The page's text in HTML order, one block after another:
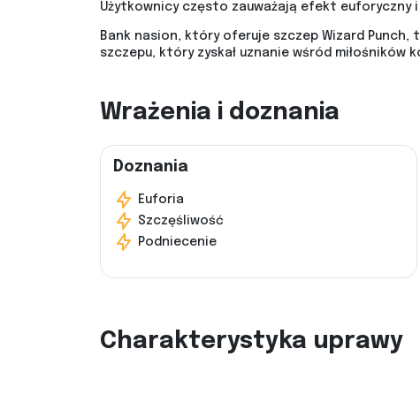
Użytkownicy często zauważają efekt euforyczny
Bank nasion, który oferuje szczep Wizard
szczepu, który zyskał uznanie wśród miłośników
Wrażenia i doznania
Doznania
Euforia
Szczęśliwość
Podniecenie
Charakterystyka uprawy